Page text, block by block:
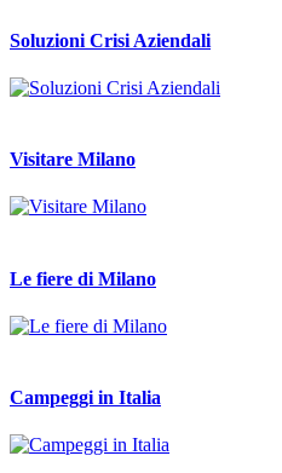
Soluzioni Crisi Aziendali
Visitare Milano
Le fiere di Milano
Campeggi in Italia